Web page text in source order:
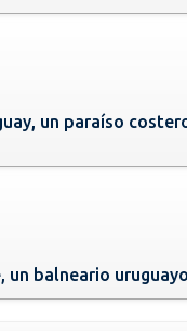
un paraíso
un balneario